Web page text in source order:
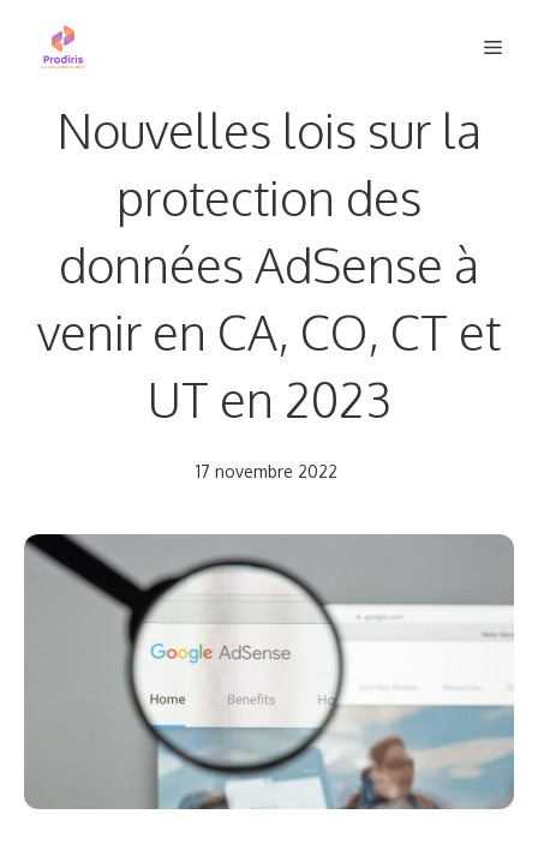
Nouvelles lois sur la
protection des
données AdSense à
venir en CA, CO, CT et
UT en 2023
17 novembre 2022